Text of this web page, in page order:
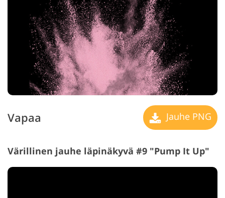
Vapaa Jauhe PNG
Värillinen jauhe läpinäkyvä #9 "Pump It Up"